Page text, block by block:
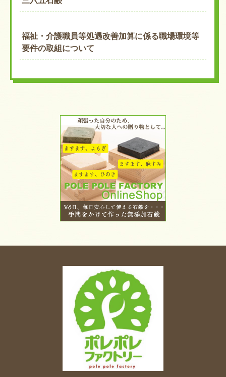
福祉・介護職員等処遇改善加算に係る職場環境等
要件の取組について